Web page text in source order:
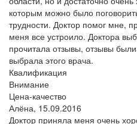
которым можно было
трудности. Доктор помог мне,
меня все устроило. Доктора
прочитала отзывы, отзывы
выбрала этого врача.
Квалификация
Внимание
Цена-качество
Алёна, 15.09.2016
Доктор приняла меня очень